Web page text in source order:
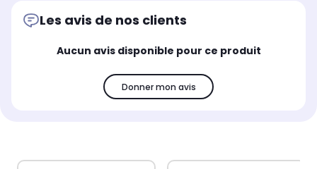
Les avis de nos clients
Aucun avis disponible pour ce produit
Donner mon avis